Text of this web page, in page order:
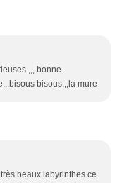
,,, bonne
bisous,,,la mure
beaux labyrinthes ce